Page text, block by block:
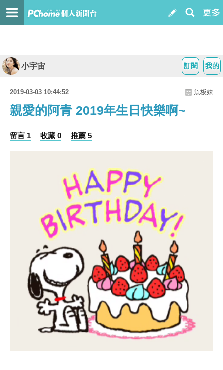
我的
訂閱
小宇宙
2019-03-03 10:44:52 魚板妹
親愛的阿青 2019年生日快樂啊~
留言 1 收藏 0 推薦 5